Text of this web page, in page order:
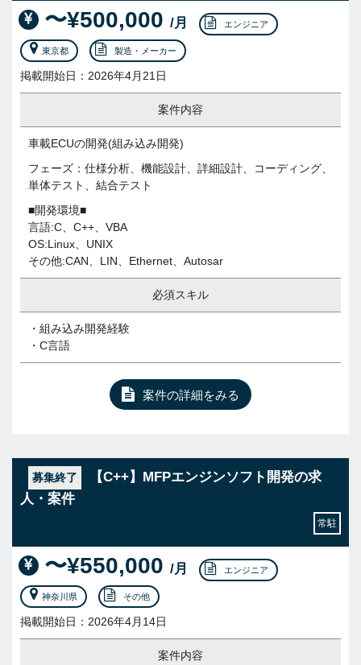
〜¥500,000 /月 エンジニア
東京都 製造・メーカー
掲載開始日：2026年4月21日
案件内容
車載ECUの開発(組み込み開発)
フェーズ：仕様分析、機能設計、詳細設計、コーディング、
単体テスト、結合テスト
■開発環境■
言語:C、C++、VBA
OS:Linux、UNIX
その他:CAN、LIN、Ethernet、Autosar
必須スキル
・組み込み開発経験
・C言語
案件の詳細をみる
募集終了
【C++】MFPエンジンソフト開発の求
人・案件
常駐
〜¥550,000 /月 エンジニア
神奈川県 その他
掲載開始日：2026年4月14日
案件内容